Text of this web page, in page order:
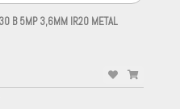
B 5MP 3,6MM IR20 METAL